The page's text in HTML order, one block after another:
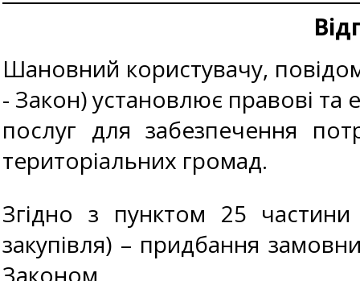
Шановний користувачу,
- Закон) установлює правові та
послуг для забезпечення
територіальних громад.
Згідно з пунктом 25 частини
закупівля) – придбання
Законом.